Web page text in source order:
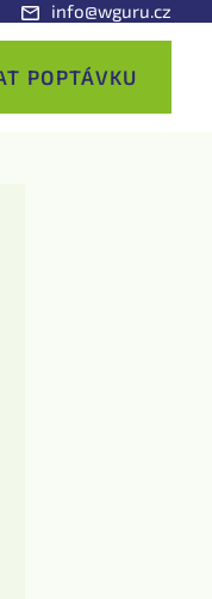
info@wguru.cz
POPTÁVKU